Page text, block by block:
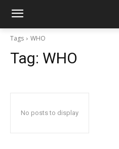
Tags WHO
Tag: WHO
No posts to display